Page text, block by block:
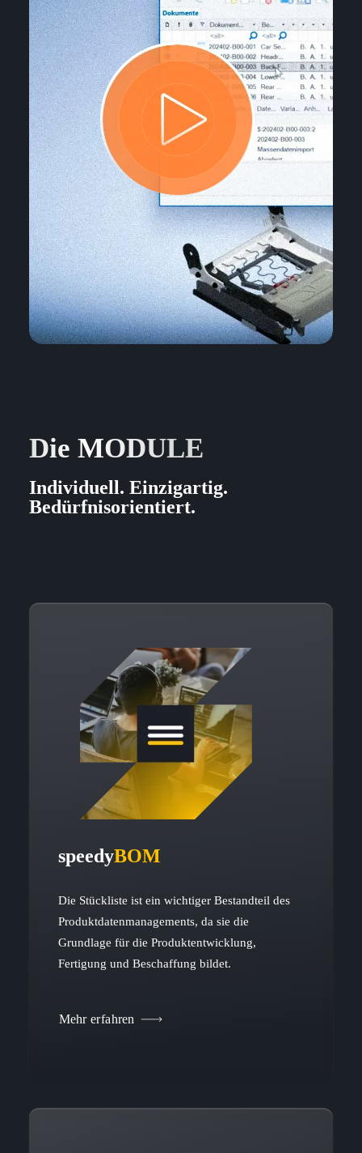
Die MODULE
Individuell. Einzigartig.
Bedürfnisorientiert.
speedyBOM
Die Stückliste ist ein wichtiger Bestandteil des
Produktdatenmanagements, da sie die
Grundlage für die Produktentwicklung,
Fertigung und Beschaffung bildet.
Mehr erfahren